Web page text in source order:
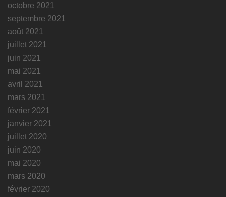
octobre 2021
septembre 2021
août 2021
juillet 2021
juin 2021
mai 2021
avril 2021
mars 2021
février 2021
janvier 2021
juillet 2020
juin 2020
mai 2020
mars 2020
février 2020